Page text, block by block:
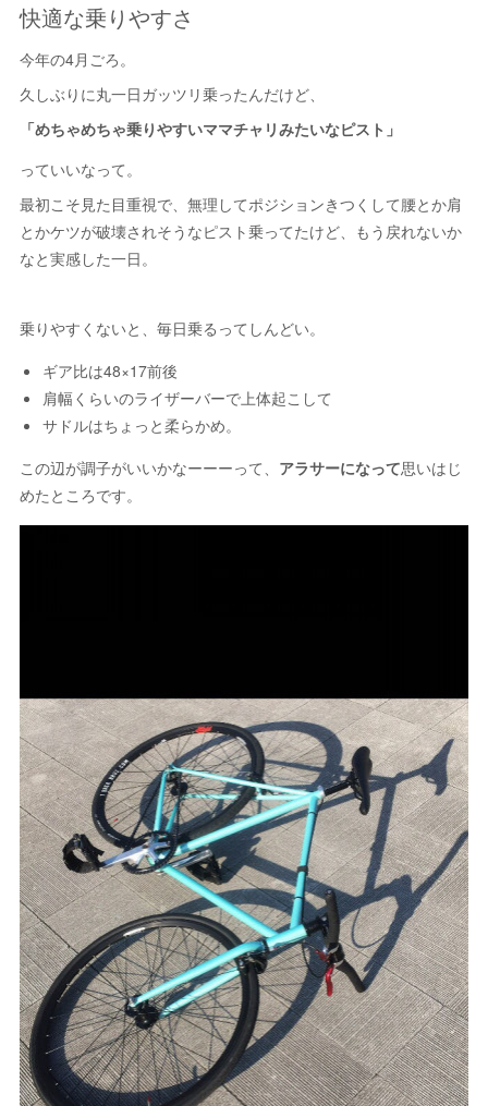
快適な乗りやすさ
今年の4月ごろ。
久しぶりに丸一日ガッツリ乗ったんだけど、
「めちゃめちゃ乗りやすいママチャリみたいなピスト」
っていいなって。
最初こそ見た目重視で、無理してポジションきつくして腰とか肩
とかケツが破壊されそうなピスト乗ってたけど、もう戻れないか
なと実感した一日。
乗りやすくないと、毎日乗るってしんどい。
ギア比は48×17前後
肩幅くらいのライザーバーで上体起こして
サドルはちょっと柔らかめ。
この辺が調子がいいかなーーーって、 アラサーになって思いはじ
めたところです。